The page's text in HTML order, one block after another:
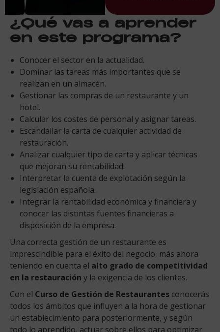
¿Qué vas a aprender
en este programa?
Conocer el sector en la actualidad.
Dominar las tareas más importantes que se
realizan en un almacén.
Gestionar las compras de un restaurante y un
hotel.
Calcular los costes de personal y asignar tareas.
Escandallar la carta de cualquier actividad de
restauración.
Analizar cualquier tipo de carta y aplicar técnicas
que mejoran su rentabilidad.
Interpretar la cuenta de explotación según la
legislación española.
Integrar la rentabilidad económica y financiera y
conocer las distintas fuentes financieras a
disposición de la empresa.
Una correcta gestión de un restaurante es
imprescindible para el éxito del negocio, más ahora
teniendo en cuenta el alto grado de competitividad
en la restauración y la exigencia de los clientes.
Con el Curso de Gestión de Restaurantes conocerás
todos los ámbitos que influyen a la hora de gestionar
un establecimiento para posteriormente, y según
todo lo aprendido, actuar sobre ellos para optimizar